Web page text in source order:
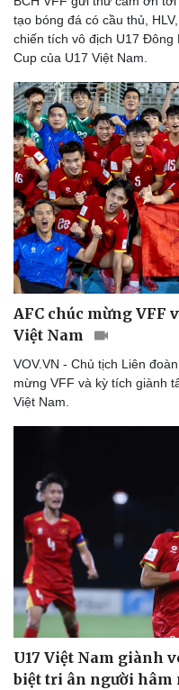
Doanh nghiệp
Thông tin doanh nghiệp
Doanh nghiệp 24h
Doanh nhân
Vì cộng đồng
tạo bóng đá có cầu thủ,
chiến tích vô địch U17 Đông
Cup của U17 Việt Nam.
AFC chúc mừng VFF
Việt Nam
VOV.VN - Chủ tịch Liên
mừng VFF và kỳ tích giành
Việt Nam.
U17 Việt Nam giành
biệt tri ân người hâm